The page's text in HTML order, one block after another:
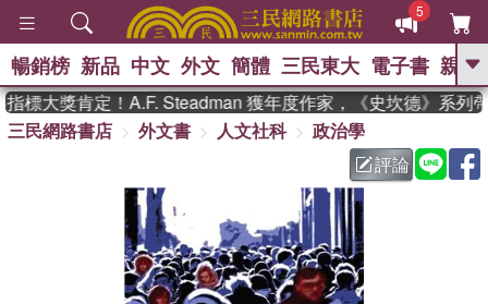
5
GO
熱搜： 東野圭吾 、 高希均教授回憶錄
父親節 、 如果歷
暑期推薦 、 國際布克
獎 臺灣漫遊錄 、 方念華
登輝時代 、 數學女孩：黎曼猜想
偉大的迷走神經
暢銷榜 新品 中文 外文 簡體 三民東大 電子書 親子
標大獎肯定！A.F. Steadman 獲年度作家，《史坎德》系列帶
三民網路書店
外文書 人文社科
政治學
評論